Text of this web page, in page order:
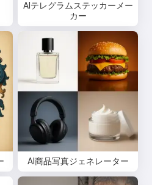
AIテレグラムステッカーメー
カー
AI商品写真ジェネレーター
てみる
ます: 利用規約
バシーポリシー,
リシー